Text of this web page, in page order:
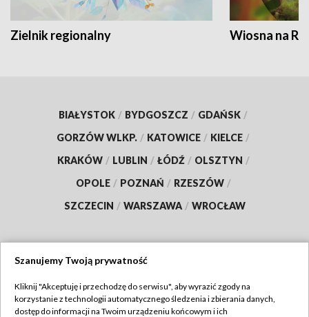
Zielnik regionalny Wiosna na
BIAŁYSTOK / BYDGOSZCZ / GDAŃSK /
GORZÓW WLKP. / KATOWICE / KIELCE /
KRAKÓW / LUBLIN / ŁÓDŹ / OLSZTYN /
OPOLE / POZNAŃ / RZESZÓW /
SZCZECIN / WARSZAWA / WROCŁAW
TVP
Szanujemy Twoją prywatność
Kliknij "Akceptuję i przechodzę do serwisu", aby wyrazić zgody na
korzystanie z technologii automatycznego śledzenia i zbierania danych,
dostęp do informacji na Twoim urządzeniu końcowym i ich